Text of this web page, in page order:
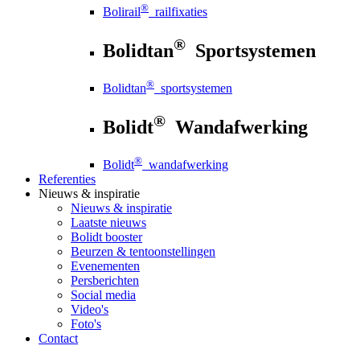
Bolirail® railfixaties
Bolidtan® Sportsystemen
Bolidtan® sportsystemen
Bolidt® Wandafwerking
Bolidt® wandafwerking
Referenties
Nieuws & inspiratie
Nieuws & inspiratie
Laatste nieuws
Bolidt booster
Beurzen & tentoonstellingen
Evenementen
Persberichten
Social media
Video's
Foto's
Contact